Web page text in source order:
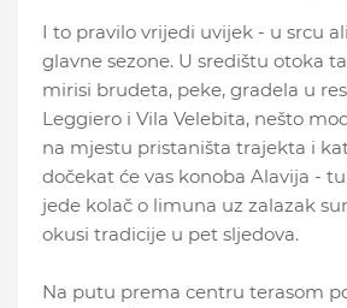
I to pravilo vrijedi uvijek - u srcu
glavne sezone. U središtu otoka
mirisi brudeta, peke, gradela u
Leggiero i Vila Velebita, nešto
na mjestu pristaništa trajekta i
dočekat će vas konoba Alavija -
jede kolač o limuna uz zalazak
okusi tradicije u pet sljedova.
Na putu prema centru terasom